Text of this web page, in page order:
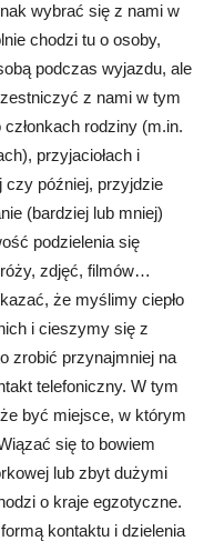
wybrać się z nami w
chodzi tu o osoby,
podczas wyjazdu, ale
z nami w tym
rodziny (m.in.
przyjaciołach i
czy później, przyjdzie
(bardziej lub mniej)
podzielenia się
zdjęć, filmów…
że myślimy ciepło
i cieszymy się z
zrobić przynajmniej na
telefoniczny. W tym
być miejsce, w którym
się to bowiem
lub zbyt dużymi
o kraje egzotyczne.
kontaktu i dzielenia